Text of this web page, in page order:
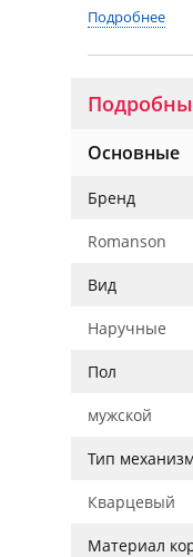
Подробнее
Основные
Бренд
Romanson
Вид
Наручные
Пол
мужской
Тип
Кварцевый
Материал